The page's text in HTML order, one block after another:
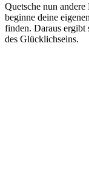
Quetsche nun
beginne deine
finden. Daraus ergibt
des Glücklichseins.